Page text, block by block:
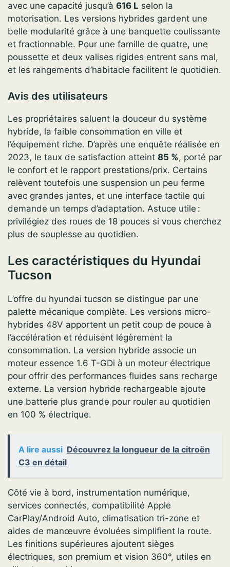
avec une capacité jusqu’à 616 L selon la
motorisation. Les versions hybrides gardent une
belle modularité grâce à une banquette coulissante
et fractionnable. Pour une famille de quatre, une
poussette et deux valises rigides entrent sans mal,
et les rangements d’habitacle facilitent le quotidien.
Avis des utilisateurs
Les propriétaires saluent la douceur du système
hybride, la faible consommation en ville et
l’équipement riche. D’après une enquête réalisée en
2023, le taux de satisfaction atteint 85 %, porté par
le confort et le rapport prestations/prix. Certains
relèvent toutefois une suspension un peu ferme
avec grandes jantes, et une interface tactile qui
demande un temps d’adaptation. Astuce utile :
privilégiez des roues de 18 pouces si vous cherchez
plus de souplesse au quotidien.
Les caractéristiques du Hyundai
Tucson
L’offre du hyundai tucson se distingue par une
palette mécanique complète. Les versions micro-
hybrides 48V apportent un petit coup de pouce à
l’accélération et réduisent légèrement la
consommation. La version hybride associe un
moteur essence 1.6 T-GDi à un moteur électrique
pour offrir des performances fluides sans recharge
externe. La version hybride rechargeable ajoute
une batterie plus grande pour rouler au quotidien
en 100 % électrique.
A lire aussi Découvrez la longueur de la citroën
C3 en détail
Côté vie à bord, instrumentation numérique,
services connectés, compatibilité Apple
CarPlay/Android Auto, climatisation tri-zone et
aides de manœuvre évoluées simplifient la route.
Les finitions supérieures ajoutent sièges
électriques, son premium et vision 360°, utiles en